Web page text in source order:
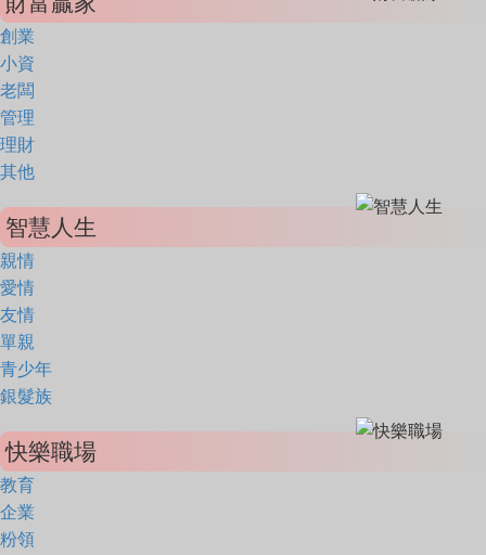
創業
小資
老闆
管理
理財
其他
智慧人生
親情
愛情
友情
單親
青少年
銀髮族
快樂職場
教育
企業
粉領